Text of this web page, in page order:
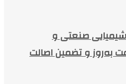
شیمیایی صنعتی و
به‌روز و تضمین اصالت